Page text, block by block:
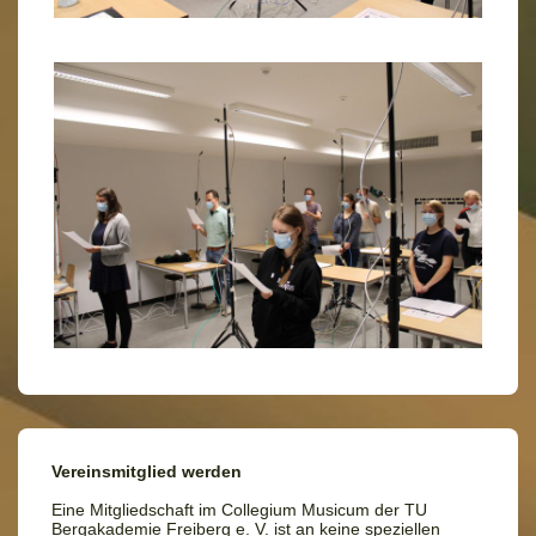
Vereinsmitglied werden
Eine Mitgliedschaft im Collegium Musicum der TU
Bergakademie Freiberg e. V. ist an keine speziellen